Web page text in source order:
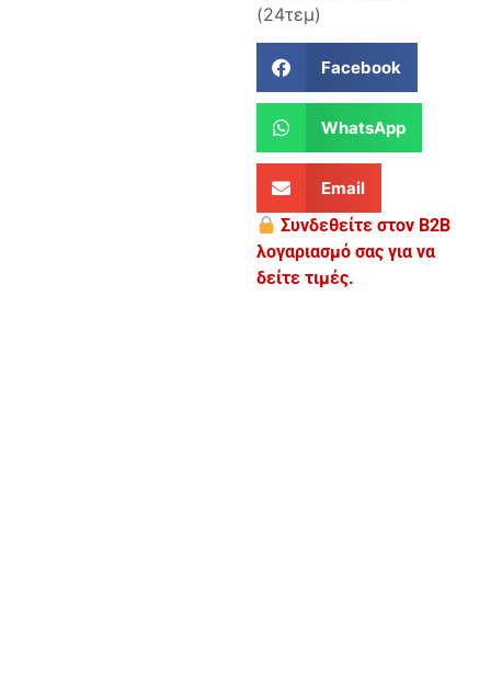
(24τεμ)
Facebook
WhatsApp
Email
Συνδεθείτε στον B2B
λογαριασμό σας για να
δείτε τιμές.